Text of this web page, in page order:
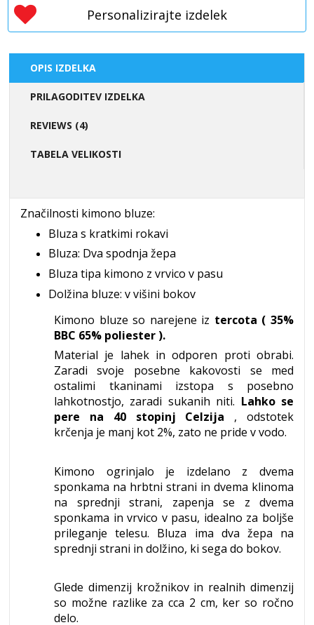
Personalizirajte izdelek
OPIS IZDELKA
PRILAGODITEV IZDELKA
REVIEWS (4)
TABELA VELIKOSTI
Značilnosti kimono bluze:
Bluza s kratkimi rokavi
Bluza: Dva spodnja žepa
Bluza tipa kimono z vrvico v pasu
Dolžina bluze: v višini bokov
Kimono bluze so narejene iz tercota ( 35%
BBC 65% poliester ).
Material je lahek in odporen proti obrabi.
Zaradi svoje posebne kakovosti se med
ostalimi tkaninami izstopa s posebno
lahkotnostjo, zaradi sukanih niti. Lahko se
pere na 40 stopinj Celzija , odstotek
krčenja je manj kot 2%, zato ne pride v vodo.
Kimono ogrinjalo je izdelano z dvema
sponkama na hrbtni strani in dvema klinoma
na sprednji strani, zapenja se z dvema
sponkama in vrvico v pasu, idealno za boljše
prileganje telesu. Bluza ima dva žepa na
sprednji strani in dolžino, ki sega do bokov.
Glede dimenzij krožnikov in realnih dimenzij
so možne razlike za cca 2 cm, ker so ročno
delo.